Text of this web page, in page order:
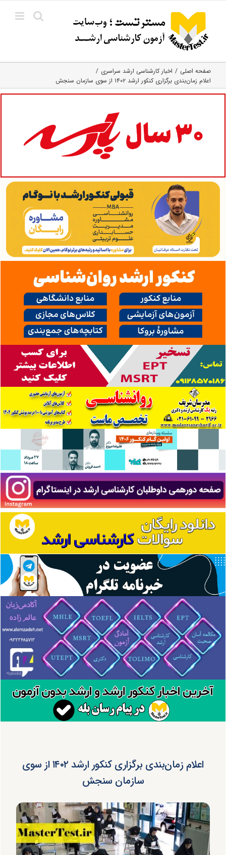
content
صفحه اصلی
اخبار کارشناسی ارشد سراسری
اعلام زمان‌بندی برگزاری کنکور ارشد ۱۴۰۲ از سوی سازمان سنجش
اعلام زمان‌بندی برگزاری کنکور ارشد ۱۴۰۲ از سوی
سازمان سنجش